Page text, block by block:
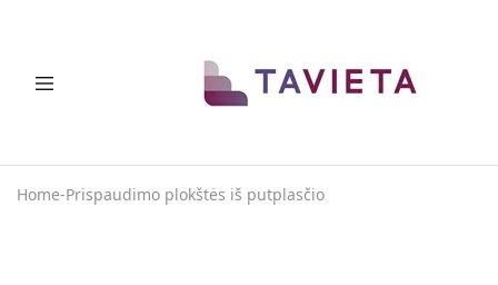
Home-Prispaudimo plokštės iš putplasčio